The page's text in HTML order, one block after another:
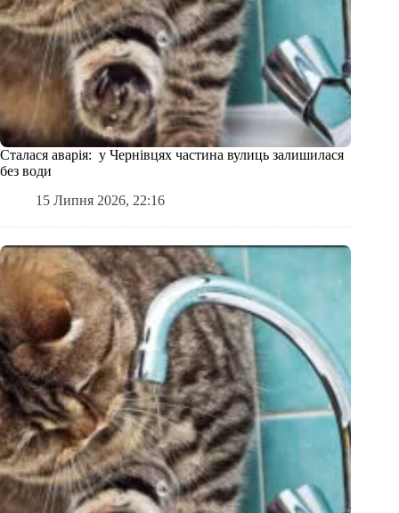
Сталася аварія: у Чернівцях частина вулиць залишилася
без води
15 Липня 2026, 22:16